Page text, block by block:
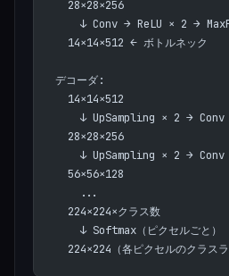
  28×28×256
↓ Conv → ReLU × 2 →
  14×14×512 ← ボトルネック
デコーダ:
  14×14×512
↓ UpSampling × 2 → Conv
  28×28×256
↓ UpSampling × 2 → Conv
  56×56×128
    ...
  224×224×クラス数
    ↓ Softmax（ピクセルごと）
224×224（各ピクセルのクラスラ